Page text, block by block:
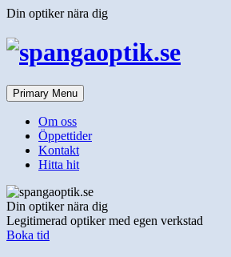
Skip
content
Din optiker nära dig
Primary Menu
Om oss
Öppettider
Kontakt
Hitta hit
Din optiker nära dig
Legitimerad optiker med egen verkstad
Boka tid